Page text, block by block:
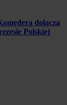
dołącza
Polskiej